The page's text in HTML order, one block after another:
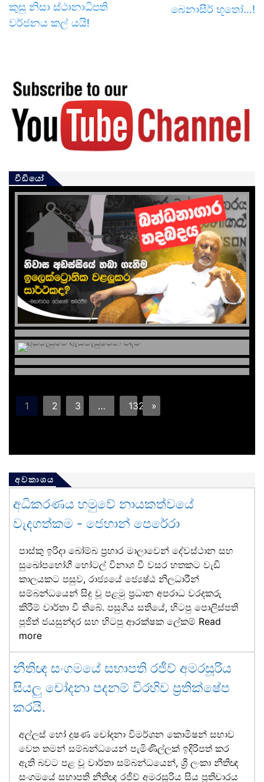
කුසු නිසා ස්ථානාධිපති
වර්ජනය කල් යයි!
බෙනාසීර් භූතෝ…!
වීඩියෝ
1 2 3 … 132 »
අවකාශය
අධිකරණය හමුවේ නායකත්වයේ
වැදගත්කම - ජෙහාන් පෙරේරා
පාස්කු ඉරිදා බෝම්බ ප්‍රහාර මාලාවෙන් දේවස්ථාන සහ
සුඛෝපභෝගී හෝටල් විනාශ වී වසර හතකට වැඩි
කාලයකට පසුව, රාජ්‍යයේ ජ්‍යෙෂ්ඨ නිලධාරීන්
සම්බන්ධයෙන් සිදු වූ පළමු ප්‍රධාන අපරාධ වරදකරු
කිරීම් වාර්තා වී තිබේ. පසුගිය සතියේ, හිටපු පොලිස්පති
පූජිත් ජයසුන්දර සහ හිටපු ආරක්ෂක ලේකම් Read
more
නීතිඥ සංගමයේ සභාපති රජීව් අමරසූරිය
සියලු චෝදනා පදනම් විරහිව ප්‍රතික්ෂේප
කරයි.
අල්ලස් හෝ දූෂණ චෝදනා විමර්ශන කොමිෂන් සභාව
වෙත තමන් සම්බන්ධයෙන් පැමිණිල්ලක් ඉදිරිපත් කර
ඇති බවට පළ වූ වාර්තා සම්බන්ධයෙන්, ශ්‍රී ලංකා නීතිඥ
සංගමයේ සභාපති නීතිඥ රජීව් අමරසූරිය සිය ප්‍රතිචාරය